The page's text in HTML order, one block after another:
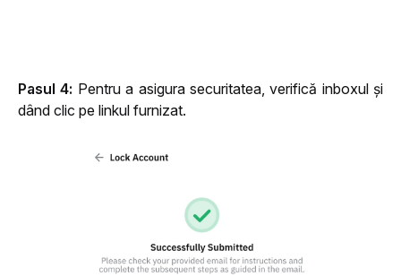
Pasul 4: Pentru a asigura securitatea, verifică inboxul și
dând clic pe linkul furnizat.